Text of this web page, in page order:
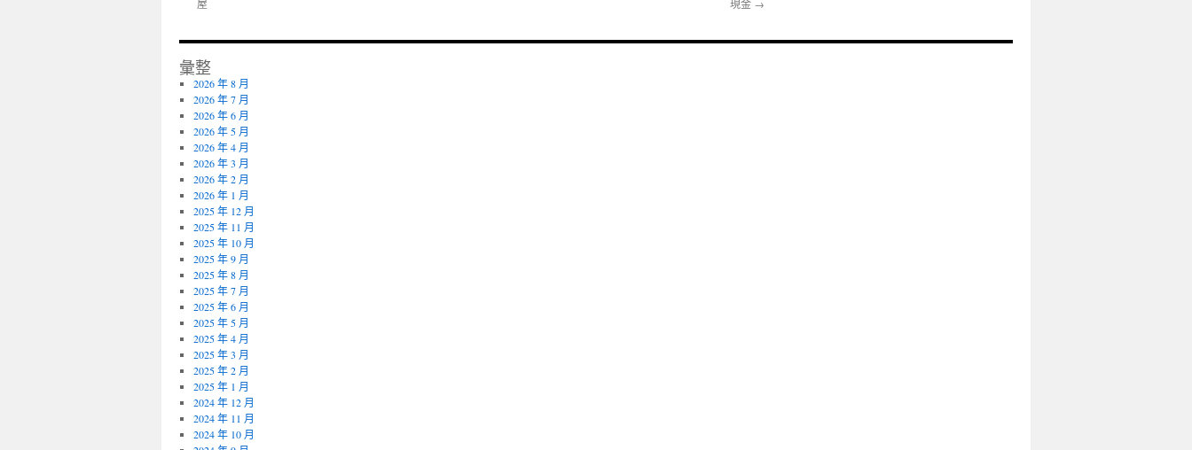
屋
現金 →
彙整
2026 年 8 月
2026 年 7 月
2026 年 6 月
2026 年 5 月
2026 年 4 月
2026 年 3 月
2026 年 2 月
2026 年 1 月
2025 年 12 月
2025 年 11 月
2025 年 10 月
2025 年 9 月
2025 年 8 月
2025 年 7 月
2025 年 6 月
2025 年 5 月
2025 年 4 月
2025 年 3 月
2025 年 2 月
2025 年 1 月
2024 年 12 月
2024 年 11 月
2024 年 10 月